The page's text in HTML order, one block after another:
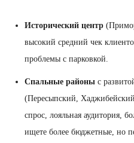
Исторический центр
высокий средний чек
проблемы с парковкой.
Спальные районы с
(Пересыпский,
спрос, лояльная аудитория,
ищете более бюджетные, но